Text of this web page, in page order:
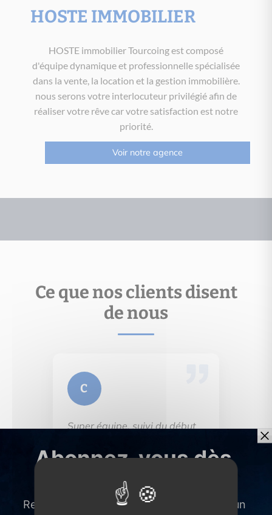
HOSTE IMMOBILIER
HOSTE immobilier Tourcoing est composé
d'équipe dynamique et professionnelle spécialisée
dans la vente, la location et la gestion immobilière.
nous serons votre interlocuteur privilégié afin de
réaliser votre rêve car votre satisfaction est notre
priorité.
Voir notre agence
Ce que nos clients disent
de nous
C
Super équipe, suivi du début
notaire, très pro, je
En lire plus →